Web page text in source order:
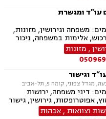
חוזים, פינוי מושכר
עו"ד ומגשרת
משפחה וגירושין, מזונות,
אלימות במשפחה, ניכור
פירוק שיתוף, מעמד אישי,
הסכמי ממון, אחריות הורית,
צוואות וירושות, ייפוי כוח
חוזים והסכמים, פינוי
משפטית.
, מזונות
וגישור
דיני משפחה, ירושות
אפוטרופסות, גירושין, גישור
הסכמי ממון, זמני שהות,
ידועים בציבור, ייפוי כוח
וצוואות ,אבהות